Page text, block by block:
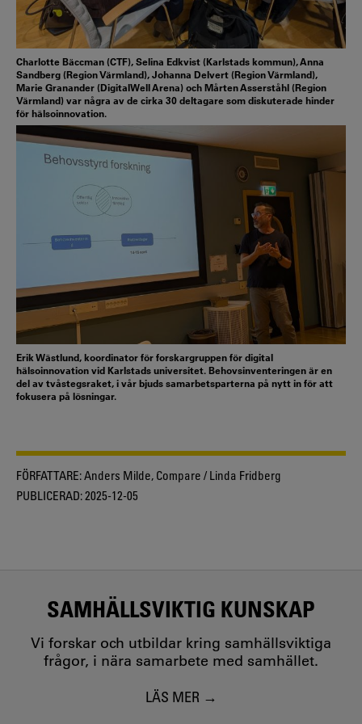
Charlotte Bäccman (CTF), Selina Edkvist (Karlstads kommun), Anna
Sandberg (Region Värmland), Johanna Delvert (Region Värmland),
Marie Granander (DigitalWell Arena) och Mårten Asserståhl (Region
Värmland) var några av de cirka 30 deltagare som diskuterade hinder
för hälsoinnovation.
Erik Wästlund, koordinator för forskargruppen för digital
hälsoinnovation vid Karlstads universitet. Behovsinventeringen är en
del av tvåstegsraket, i vår bjuds samarbetsparterna på nytt in för att
fokusera på lösningar.
FÖRFATTARE:Anders Milde, Compare / Linda Fridberg
PUBLICERAD:2025-12-05
SAMHÄLLSVIKTIG KUNSKAP
Vi forskar och utbildar kring samhällsviktiga
frågor, i nära samarbete med samhället.
LÄS MER